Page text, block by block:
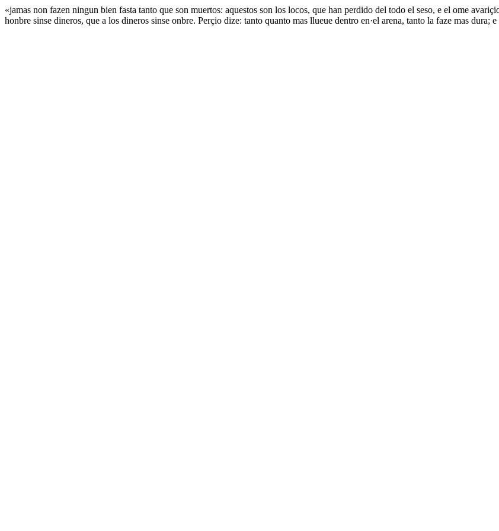
«jamas non fazen ningun bien fasta tanto que son muertos: aquestos son los locos, que han perdido del todo el seso, e el ome
honbre sinse dineros, que a los dineros sinse onbre. Perçio dize: tanto quanto mas llueue dentro en·el arena, tanto la faze mas dura;